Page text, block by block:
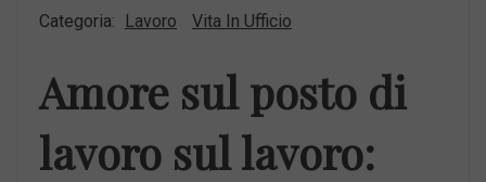
Categoria: Lavoro Vita In Ufficio
Amore sul posto di
lavoro sul lavoro: